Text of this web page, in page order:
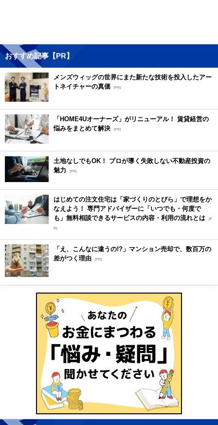
おすすめ記事【PR】
メンズウィッグの世界にまた新たな技術を投入したアー
トネイチャーの真価 [PR]
「HOME4Uオーナーズ」がリニューアル！ 賃貸経営の
悩みをまとめて解決 [PR]
土地なしでもOK！ プロが導く失敗しない不動産投資の
魅力
[PR]
はじめての注文住宅は「家づくりのとびら」で理想をか
なえよう！ 専門アドバイザーに「いつでも・何度で
も」無料相談できるサービスの内容・利用の流れとは [P
R]
「え、こんなに違うの!?」マンション売却で、数百万の
差がつく理由 [PR]